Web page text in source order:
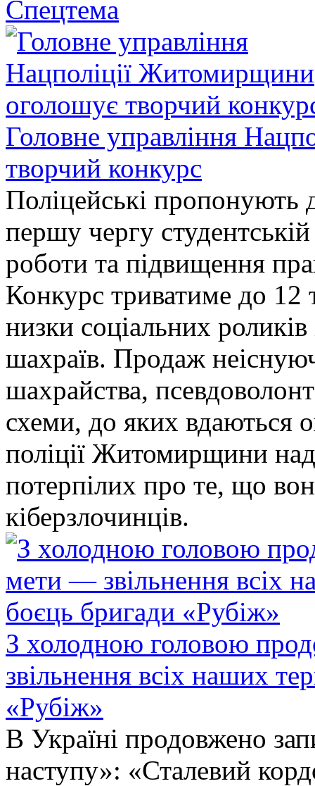
Спецтема
Головне управління
творчий конкурс
Поліцейські пропонують
першу чергу
роботи та підвищення
Конкурс триватиме до 12
низки соціальних
шахраїв. Продаж
шахрайства,
схеми, до яких
поліції Житомирщини
потерпілих про те, що
кіберзлочинців.
З холодною головою
звільнення всіх наших
«Рубіж»
В Україні продовжено
наступу»: «Сталевий